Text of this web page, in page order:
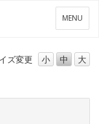
メ
ニ
ー
MENU
ズ変更 小 中 大